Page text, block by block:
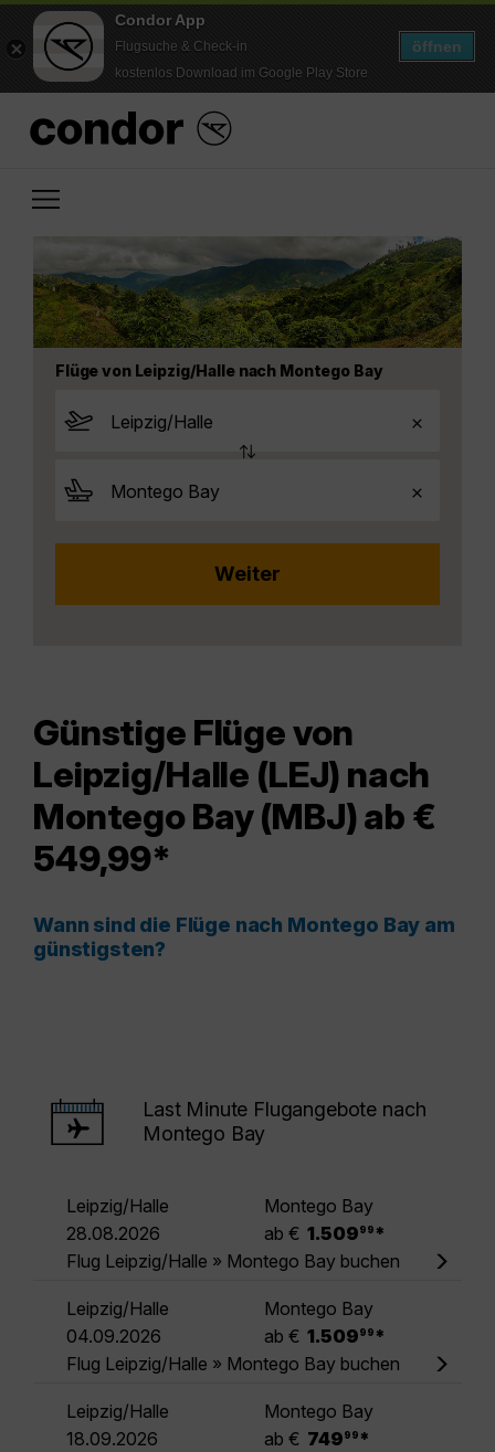
Condor App
Flugsuche & Check-in
kostenlos Download im Google Play Store
öffnen
Flüge von Leipzig/Halle nach Montego Bay
Günstige Flüge von
Leipzig/Halle (LEJ) nach
Montego Bay (MBJ) ab €
549,99*
Wann sind die Flüge nach Montego Bay am
günstigsten?
Last Minute Flugangebote nach
Montego Bay
Leipzig/Halle
Montego Bay
28.08.2026
ab € 1.509 99 *
Flug Leipzig/Halle » Montego Bay buchen
Leipzig/Halle
Montego Bay
04.09.2026
ab € 1.509 99 *
Flug Leipzig/Halle » Montego Bay buchen
Leipzig/Halle
Montego Bay
18.09.2026
ab € 749 99 *